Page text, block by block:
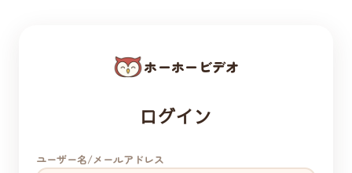
ホーホービデオ
ログイン
ユーザー名/メールアドレス